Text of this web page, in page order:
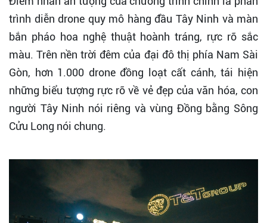
trình diễn drone quy mô hàng đầu Tây Ninh và màn
bắn pháo hoa nghệ thuật hoành tráng, rực rỡ sắc
màu. Trên nền trời đêm của đại đô thị phía Nam Sài
Gòn, hơn 1.000 drone đồng loạt cất cánh, tái hiện
những biểu tượng rực rỡ về vẻ đẹp của văn hóa, con
người Tây Ninh nói riêng và vùng Đồng bằng Sông
Cửu Long nói chung.